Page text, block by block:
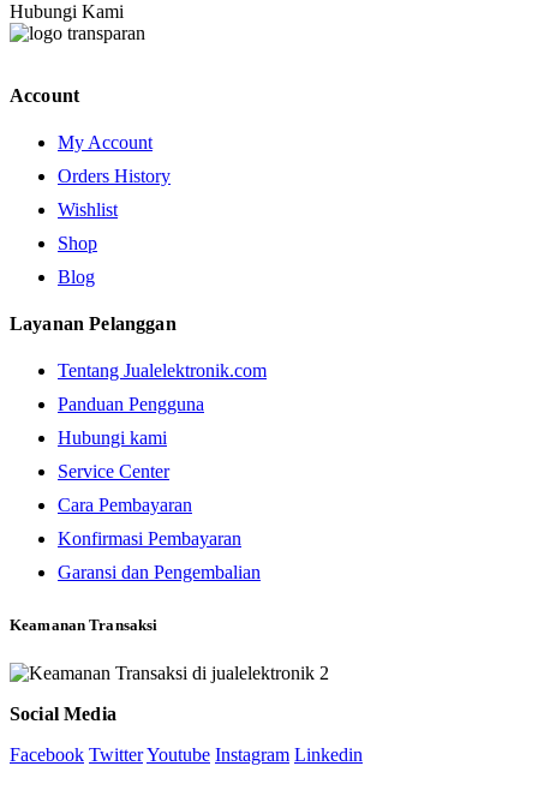
Hubungi Kami
Account
My Account
Orders History
Wishlist
Shop
Blog
Layanan Pelanggan
Tentang Jualelektronik.com
Panduan Pengguna
Hubungi kami
Service Center
Cara Pembayaran
Konfirmasi Pembayaran
Garansi dan Pengembalian
Keamanan Transaksi
Social Media
Facebook TwitterYoutube Instagram Linkedin